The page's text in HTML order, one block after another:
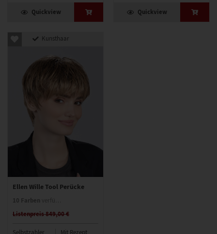
Quickview Quickview
Kunsthaar
Ellen Wille Tool Perücke
Listenpreis 849,00 €